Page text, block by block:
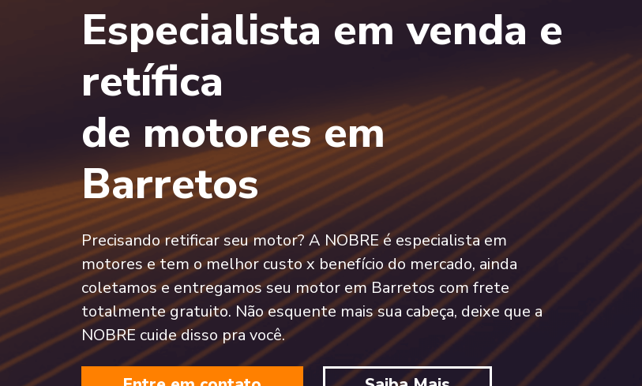
Especialista em venda e
retífica
de motores em
Barretos
Precisando retificar seu motor? A NOBRE é especialista em
motores e tem o melhor custo x benefício do mercado, ainda
coletamos e entregamos seu motor em Barretos com frete
totalmente gratuito. Não esquente mais sua cabeça, deixe que a
NOBRE cuide disso pra você.